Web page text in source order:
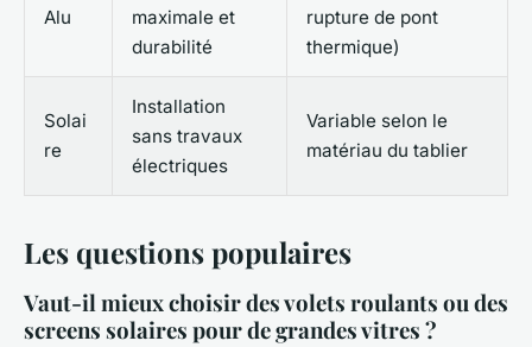
Alu
maximale et
durabilité
rupture de pont
thermique)
Solai
re
Installation
sans travaux
électriques
Variable selon le
matériau du tablier
Les questions populaires
Vaut-il mieux choisir des volets roulants ou des
screens solaires pour de grandes vitres ?